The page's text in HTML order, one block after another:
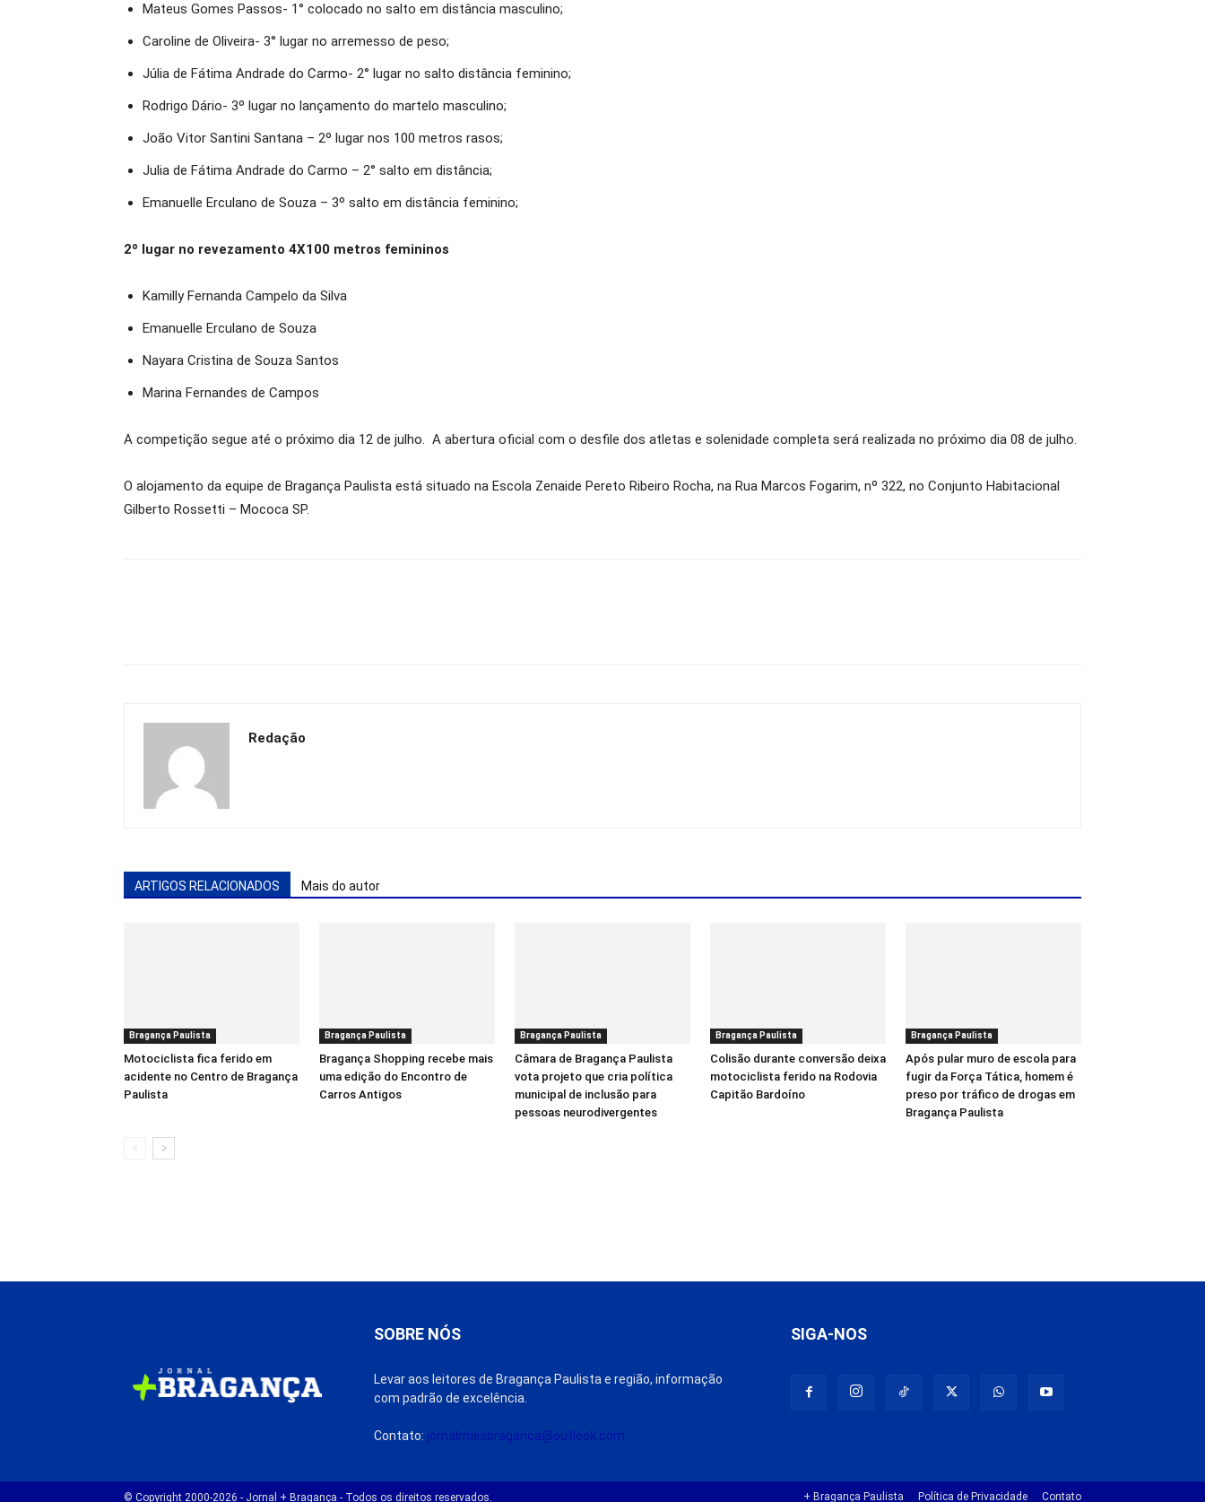
Mateus Gomes Passos- 1° colocado no salto em distância masculino;
Caroline de Oliveira- 3° lugar no arremesso de peso;
Júlia de Fátima Andrade do Carmo- 2° lugar no salto distância feminino;
Rodrigo Dário- 3º lugar no lançamento do martelo masculino;
João Vitor Santini Santana – 2º lugar nos 100 metros rasos;
Julia de Fátima Andrade do Carmo – 2° salto em distância;
Emanuelle Erculano de Souza – 3º salto em distância feminino;
2º lugar no revezamento 4X100 metros femininos
Kamilly Fernanda Campelo da Silva
Emanuelle Erculano de Souza
Nayara Cristina de Souza Santos
Marina Fernandes de Campos
A competição segue até o próximo dia 12 de julho. A abertura oficial com o desfile dos atletas e solenidade completa será realizada no próximo dia 08 de julho.
O alojamento da equipe de Bragança Paulista está situado na Escola Zenaide Pereto Ribeiro Rocha, na Rua Marcos Fogarim, nº 322, no Conjunto Habitacional
Gilberto Rossetti – Mococa SP.
Redação
ARTIGOS RELACIONADOS Mais do autor
Bragança Paulista
Motociclista fica ferido em
acidente no Centro de Bragança
Paulista
Bragança Paulista
Bragança Shopping recebe mais
uma edição do Encontro de
Carros Antigos
Bragança Paulista
Câmara de Bragança Paulista
vota projeto que cria política
municipal de inclusão para
pessoas neurodivergentes
Bragança Paulista
Colisão durante conversão deixa
motociclista ferido na Rodovia
Capitão Bardoíno
Bragança Paulista
Após pular muro de escola para
fugir da Força Tática, homem é
preso por tráfico de drogas em
Bragança Paulista
SOBRE NÓS
Levar aos leitores de Bragança Paulista e região, informação
com padrão de excelência.
Contato: jornalmaisbraganca@outlook.com
SIGA-NOS
+ Bragança Paulista Política de Privacidade Contato
© Copyright 2000-2026 - Jornal + Bragança - Todos os direitos reservados.